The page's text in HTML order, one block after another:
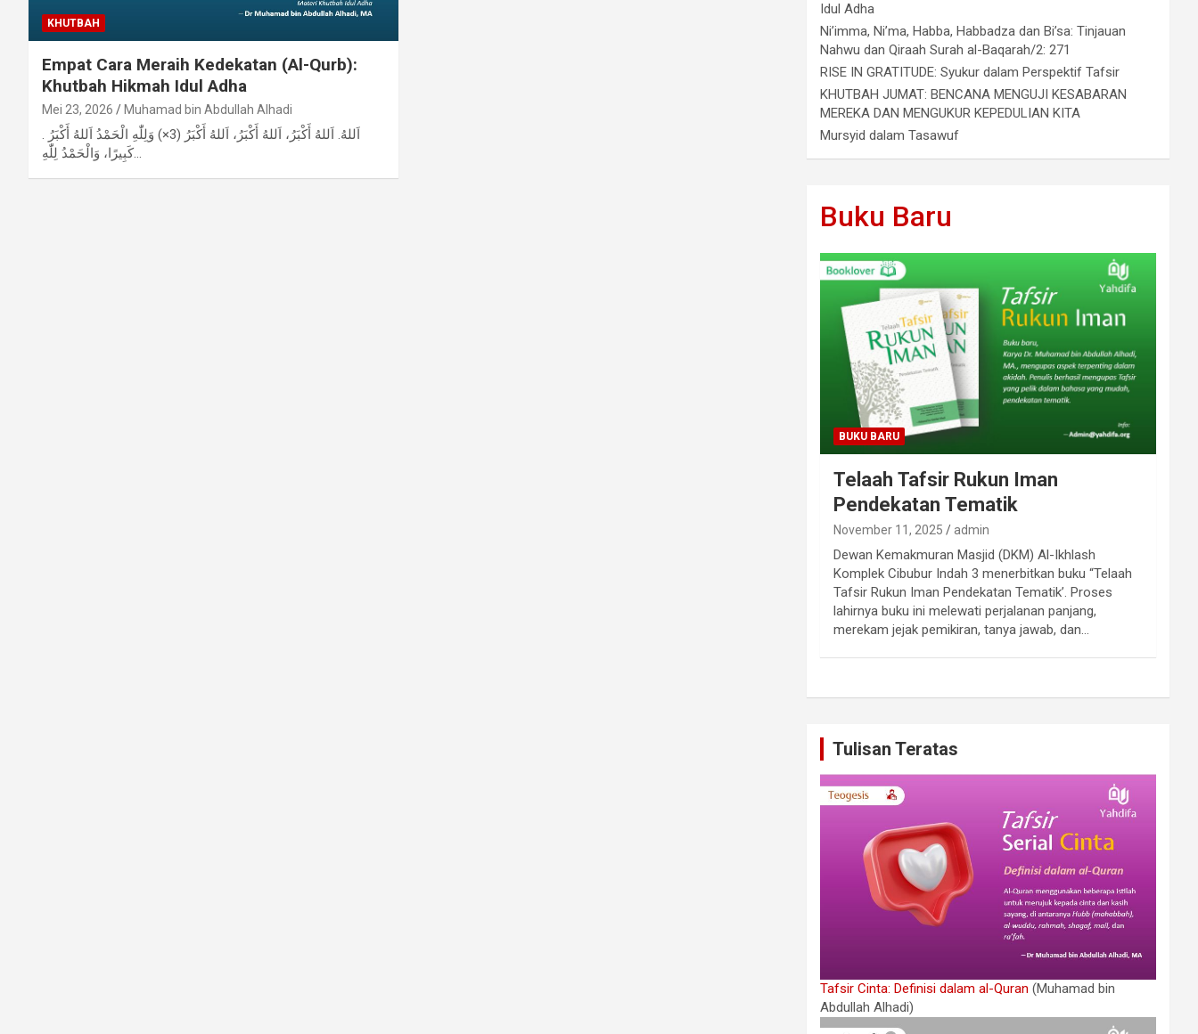
KHUTBAH
Empat Cara Meraih Kedekatan (Al-Qurb):
Khutbah Hikmah Idul Adha
Mei 23, 2026 Muhamad bin Abdullah Alhadi
. اَللهُ. اَللهُ أَكْبَرُ، اَللهُ أَكْبَرُ، اَللهُ أَكْبَرُ (3×) وَلِلّٰهِ الْحَمْدُ اَللهُ أَكْبَرُ
كَبِيرًا، وَالْحَمْدُ لِلّٰهِ…
Idul Adha
Ni’imma, Ni’ma, Habba, Habbadza dan Bi’sa: Tinjauan
Nahwu dan Qiraah Surah al-Baqarah/2: 271
RISE IN GRATITUDE: Syukur dalam Perspektif Tafsir
KHUTBAH JUMAT: BENCANA MENGUJI KESABARAN
MEREKA DAN MENGUKUR KEPEDULIAN KITA
Mursyid dalam Tasawuf
Buku Baru
BUKU BARU
Telaah Tafsir Rukun Iman
Pendekatan Tematik
November 11, 2025 admin
Dewan Kemakmuran Masjid (DKM) Al-Ikhlash
Komplek Cibubur Indah 3 menerbitkan buku “Telaah
Tafsir Rukun Iman Pendekatan Tematik’. Proses
lahirnya buku ini melewati perjalanan panjang,
merekam jejak pemikiran, tanya jawab, dan…
Tulisan Teratas
Tafsir Cinta: Definisi dalam al-Quran (Muhamad bin
Abdullah Alhadi)